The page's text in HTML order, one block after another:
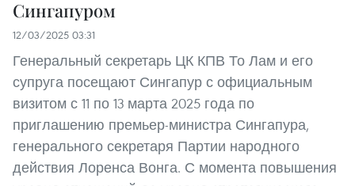
Сингапуром
12/03/2025 03:31
Генеральный секретарь ЦК КПВ То Лам и его
супруга посещают Сингапур с официальным
визитом с 11 по 13 марта 2025 года по
приглашению премьер-министра Сингапура,
генерального секретаря Партии народного
действия Лоренса Вонга. С момента повышения